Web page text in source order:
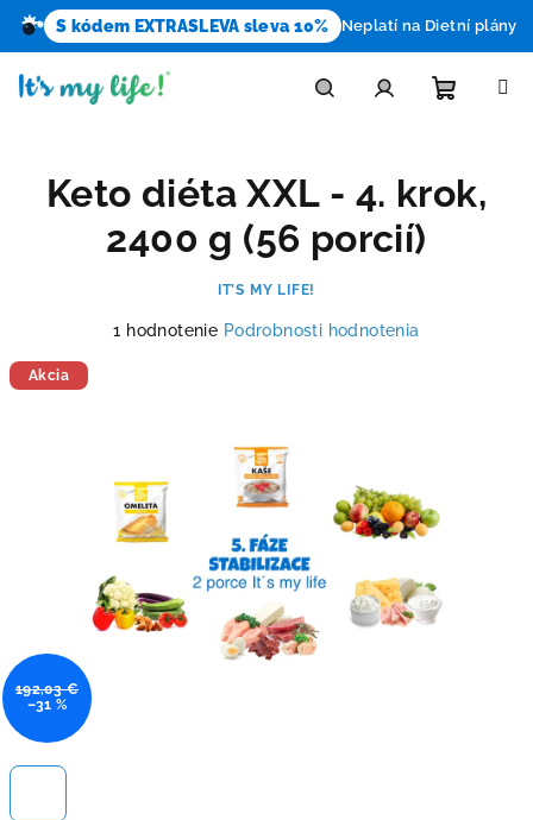
S kódem EXTRASLEVA sleva 10% Neplatí na Dietní plány
košík
Keto diéta XXL - 4. krok,
2400 g (56 porcií)
IT’S MY LIFE!
produktu
1 hodnotenie Podrobnosti hodnotenia
Akcia
192,03 €
–31 %